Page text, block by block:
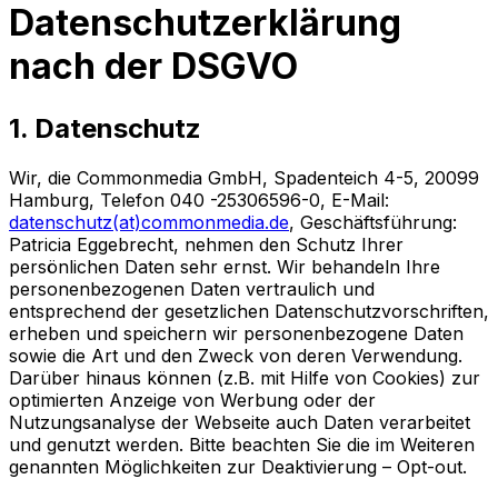
Datenschutzerklärung
nach der DSGVO
1. Datenschutz
Wir, die Commonmedia GmbH, Spadenteich 4-5, 20099
Hamburg, Telefon 040 -25306596-0, E-Mail:
datenschutz(at)commonmedia.de, Geschäftsführung:
Patricia Eggebrecht, nehmen den Schutz Ihrer
persönlichen Daten sehr ernst. Wir behandeln Ihre
personenbezogenen Daten vertraulich und
entsprechend der gesetzlichen Datenschutzvorschriften,
erheben und speichern wir personenbezogene Daten
sowie die Art und den Zweck von deren Verwendung.
Darüber hinaus können (z.B. mit Hilfe von Cookies) zur
optimierten Anzeige von Werbung oder der
Nutzungsanalyse der Webseite auch Daten verarbeitet
und genutzt werden. Bitte beachten Sie die im Weiteren
genannten Möglichkeiten zur Deaktivierung – Opt-out.